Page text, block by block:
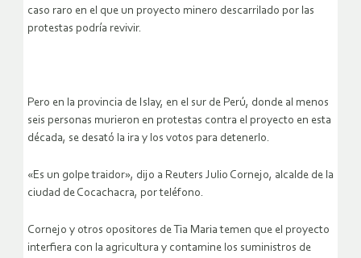
caso raro en el que un proyecto minero descarrilado por las
protestas podría revivir.
Pero en la provincia de Islay, en el sur de Perú, donde al menos
seis personas murieron en protestas contra el proyecto en esta
década, se desató la ira y los votos para detenerlo.
«Es un golpe traidor», dijo a Reuters Julio Cornejo, alcalde de la
ciudad de Cocachacra, por teléfono.
Cornejo y otros opositores de Tia Maria temen que el proyecto
interfiera con la agricultura y contamine los suministros de